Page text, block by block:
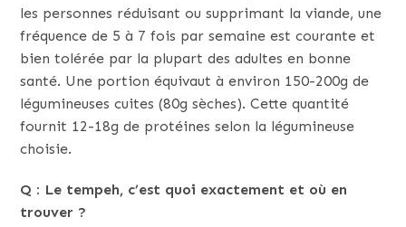
les personnes réduisant ou supprimant la viande, une
fréquence de 5 à 7 fois par semaine est courante et
bien tolérée par la plupart des adultes en bonne
santé. Une portion équivaut à environ 150-200g de
légumineuses cuites (80g sèches). Cette quantité
fournit 12-18g de protéines selon la légumineuse
choisie.
Q : Le tempeh, c’est quoi exactement et où en
trouver ?